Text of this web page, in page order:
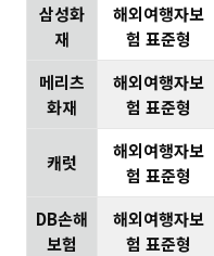
삼성화
재
해외여행자보
험 표준형
메리츠
화재
해외여행자보
험 표준형
캐럿
해외여행자보
험 표준형
DB손해
보험
해외여행자보
험 표준형